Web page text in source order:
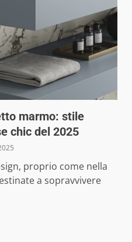
marmo: stile
chic del 2025
proprio come nella
a sopravvivere